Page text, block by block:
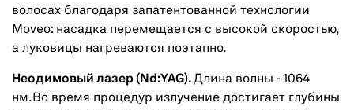
волосах благодаря запатентованной технологии
Moveo: насадка перемещается с высокой скоростью,
а луковицы нагреваются поэтапно.
Неодимовый лазер (Nd:YAG).Длина волны - 1064
нм.Во время процедур излучение достигает глубины